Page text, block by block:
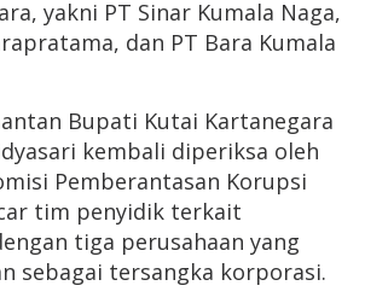
yakni PT Sinar Kumala Naga,
dan PT Bara Kumala
Bupati Kutai Kartanegara
kembali diperiksa oleh
Pemberantasan Korupsi
tim penyidik terkait
tiga perusahaan yang
sebagai tersangka korporasi.